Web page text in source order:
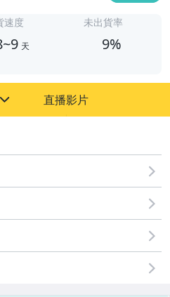
速度
天
未出貨率
9%
直播影片